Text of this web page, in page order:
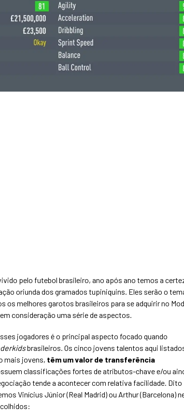
pelo futebol brasileiro, ano após ano temos a
oriunda dos gramados tupiniquins. Eles serão o
os melhores garotos brasileiros para se adquirir no
consideração uma série de aspectos.
jogadores é o principal aspecto focado quando
brasileiros. Os cinco jovens talentos aqui
mais jovens, têm um valor de transferência
classificações fortes de atributos-chave e/ou
tende a acontecer com relativa facilidade. Dito
Vinícius Júnior (Real Madrid) ou Arthur (Barcelona)